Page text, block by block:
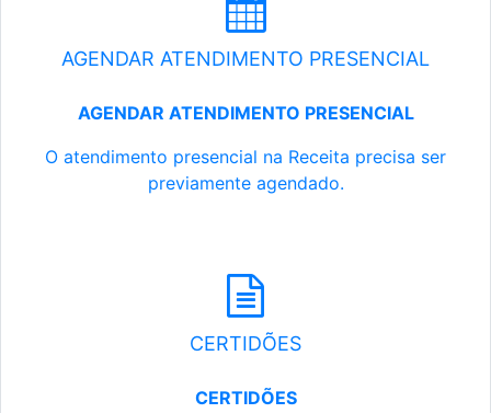
AGENDAR ATENDIMENTO PRESENCIAL
AGENDAR ATENDIMENTO PRESENCIAL
O atendimento presencial na Receita precisa ser
previamente agendado.
CERTIDÕES
CERTIDÕES